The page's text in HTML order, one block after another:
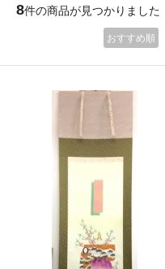
8件の商品が見つかりました
おすすめ順